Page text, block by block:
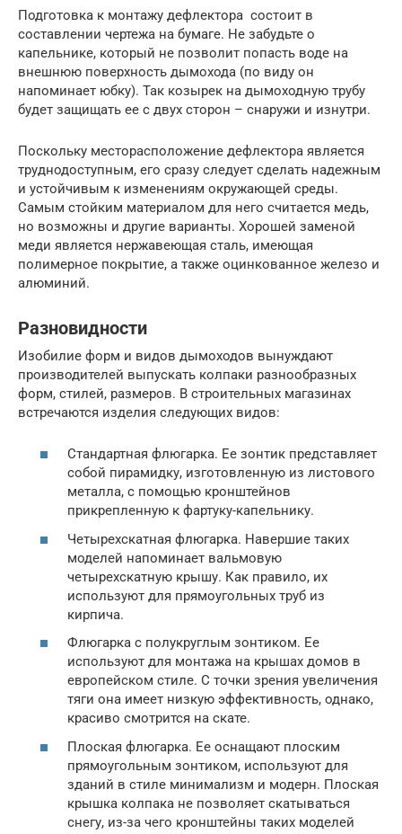
Подготовка к монтажу дефлектора состоит в
составлении чертежа на бумаге. Не забудьте о
капельнике, который не позволит попасть воде на
внешнюю поверхность дымохода (по виду он
напоминает юбку). Так козырек на дымоходную трубу
будет защищать ее с двух сторон – снаружи и изнутри.
Поскольку месторасположение дефлектора является
труднодоступным, его сразу следует сделать надежным
и устойчивым к изменениям окружающей среды.
Самым стойким материалом для него считается медь,
но возможны и другие варианты. Хорошей заменой
меди является нержавеющая сталь, имеющая
полимерное покрытие, а также оцинкованное железо и
алюминий.
Разновидности
Изобилие форм и видов дымоходов вынуждают
производителей выпускать колпаки разнообразных
форм, стилей, размеров. В строительных магазинах
встречаются изделия следующих видов:
Стандартная флюгарка. Ее зонтик представляет
собой пирамидку, изготовленную из листового
металла, с помощью кронштейнов
прикрепленную к фартуку-капельнику.
Четырехскатная флюгарка. Навершие таких
моделей напоминает вальмовую
четырехскатную крышу. Как правило, их
используют для прямоугольных труб из
кирпича.
Флюгарка с полукруглым зонтиком. Ее
используют для монтажа на крышах домов в
европейском стиле. С точки зрения увеличения
тяги она имеет низкую эффективность, однако,
красиво смотрится на скате.
Плоская флюгарка. Ее оснащают плоским
прямоугольным зонтиком, используют для
зданий в стиле минимализм и модерн. Плоская
крышка колпака не позволяет скатываться
снегу, из-за чего кронштейны таких моделей